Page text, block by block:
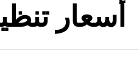
أسعار